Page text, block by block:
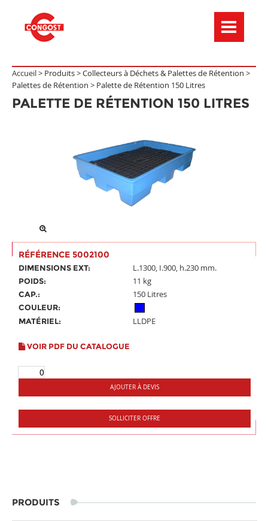
Accueil > Produits>Collecteurs à Déchets & Palettes de Rétention >
Palettes de Rétention > Palette de Rétention 150 Litres
PALETTE DE RÉTENTION 150 LITRES
RÉFÉRENCE 5002100
DIMENSIONS EXT: L.1300, I.900, h.230 mm.
POIDS: 11 kg
CAP.: 150 Litres
COULEUR:
MATÉRIEL:
LLDPE
VOIR PDF DU CATALOGUE
AJOUTER À DEVIS
SOLLICITER OFFRE
PRODUITS